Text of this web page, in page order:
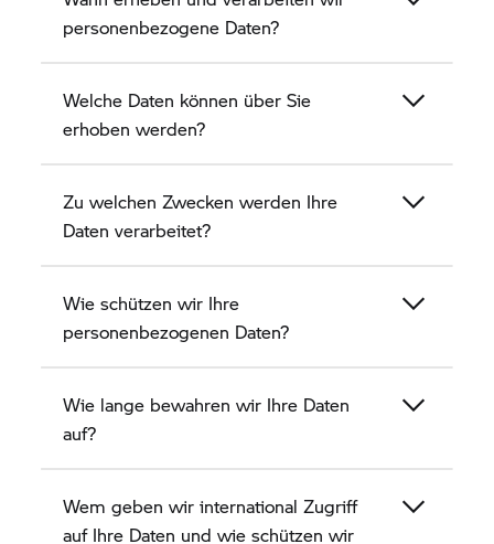
Autohaus Kühnert GmbH & Co. KG
Telefon: +49 (0) 36625 7933-0
Allgemeines zur Datenverarbeitung
Rechtsgrundlage für die Verarbeitung
personenbezogener Daten
Nach Maßgabe des Art. 13 DSGVO teilen wir
Ihnen die Rechtsgrundlagen unserer
Datenverarbeitungen mit. Sofern die
Rechtsgrundlage im Datenschutzhinweis nicht
Einwilligungen ist Art. 6 Abs. 1 lit. a i. V. m. Art. 7
DSGVO. Die Rechtsgrundlage für die Verarbeitung
personenbezogene Daten?
Welche Daten können über Sie
erhoben werden?
Zu welchen Zwecken werden Ihre
Daten verarbeitet?
Wie schützen wir Ihre
personenbezogenen Daten?
Wie lange bewahren wir Ihre Daten
auf?
Wem geben wir international Zugriff
auf Ihre Daten und wie schützen wir